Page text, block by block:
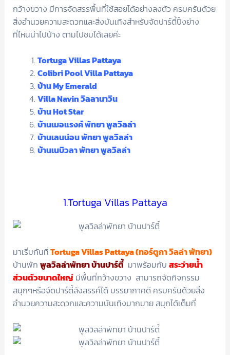
กว้างขวาง มีการจัดสรรพื้นที่ใช้สอยได้อย่างลงตัว ครบครันด้วย
สิ่งอำนวยความสะดวกและสิ่งบันเทิงสำหรับจัดปาร์ตี้ปิ้งย่าง
ที่ไหนน่าไปบ้าง ตามไปชมได้เลยค่ะ
Tortuga Villas Pattaya
Colibri Pool Villa Pattaya
บ้าน My Emerald
Villa Navin วิลลานาวิน
บ้าน Hot Star
บ้านเมอแรงค์ พัทยา พูลวิลล่า
บ้านเลนน่อน พัทยา พูลวิลล่า
บ้านเนบิวลา พัทยา พูลวิลล่า
1.Tortuga Villas Pattaya
มาเริ่มกันที่Tortuga Villas Pattaya(ทอร์ตูกา วิลล่า พัทยา)
บ้านพัก พูลวิลล่าพัทยา บ้านปาร์ตี้มาพร้อมกับ สระว่ายน้ำ
ส่วนตัวขนาดใหญ่มีพื้นที่กว้างขวาง สามารถจัดกิจกรรม
สนุกๆหรือจัดปาร์ตี้สังสรรค์ได้ บรรยากาศดี ครบครันด้วยสิ่ง
อำนวยความสะดวกและความบันเทิงมากมาย สนุกได้เต็มที่